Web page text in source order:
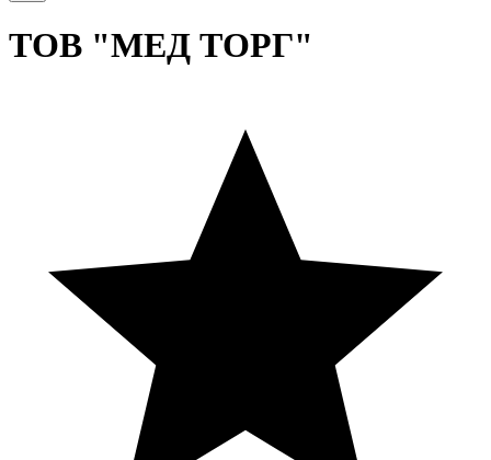
ТОВ "МЕД ТОРГ"